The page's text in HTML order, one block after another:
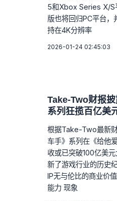
5和Xbox Series X/S
版也将回归PC平台，
持在4K分辨率
2026-01-24 02:45:03
Take-Two财报披
系列狂揽百亿美
根据Take-Two最新
车手》系列在《给他
收或已突破100亿美
新了游戏行业的历史
IP无与伦比的商业价
能力 现象